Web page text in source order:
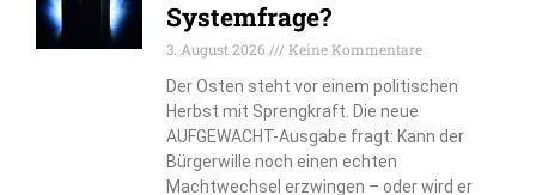
Systemfrage?
3. August 2026
Keine Kommentare
Der Osten steht vor einem politischen
Herbst mit Sprengkraft. Die neue
AUFGEWACHT-Ausgabe fragt: Kann der
Bürgerwille noch einen echten
Machtwechsel erzwingen – oder wird er